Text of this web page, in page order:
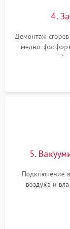
4.
Демонтаж
медно-
осушителя.
сломанных
5.
Подключение
воздуха и
электронным